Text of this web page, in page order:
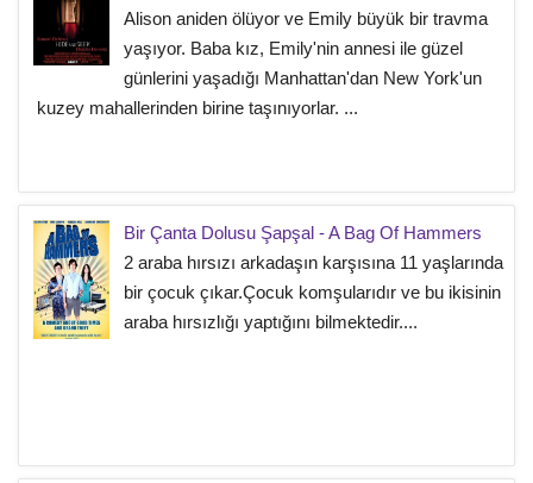
Alison aniden ölüyor ve Emily büyük bir travma
yaşıyor. Baba kız, Emily'nin annesi ile güzel
günlerini yaşadığı Manhattan'dan New York'un
kuzey mahallerinden birine taşınıyorlar. ...
Bir Çanta Dolusu Şapşal - A Bag Of Hammers
2 araba hırsızı arkadaşın karşısına 11 yaşlarında
bir çocuk çıkar.Çocuk komşularıdır ve bu ikisinin
araba hırsızlığı yaptığını bilmektedir....